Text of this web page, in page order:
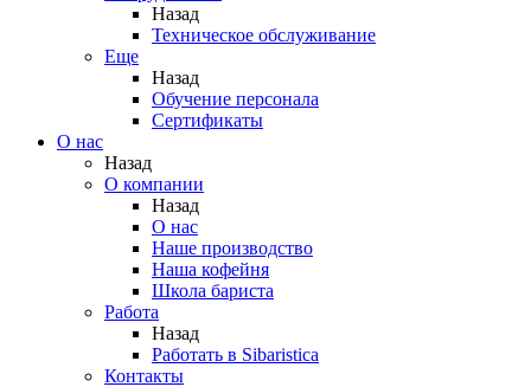
Назад
Техническое обслуживание
Еще
Назад
Обучение персонала
Сертификаты
О нас
Назад
O компании
Назад
О нас
Наше производство
Наша кофейня
Школа бариста
Работа
Назад
Работать в Sibaristica
Контакты